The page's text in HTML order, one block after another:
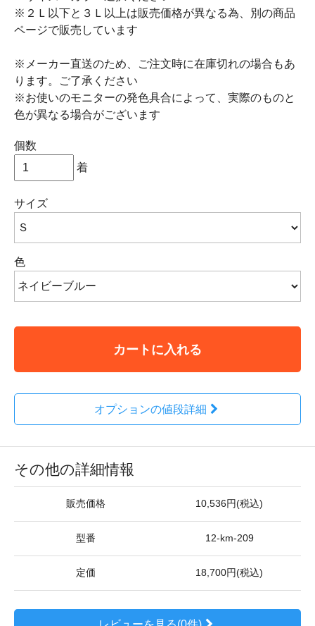
※２Ｌ以下と３Ｌ以上は販売価格が異なる為、別の商品
ページで販売しています
※メーカー直送のため、ご注文時に在庫切れの場合もあ
ります。ご了承ください
※お使いのモニターの発色具合によって、実際のものと
色が異なる場合がございます
個数
着
サイズ
色
カートに入れる
オプションの値段詳細
その他の詳細情報
販売価格 10,536円(税込)
型番 12-km-209
定価 18,700円(税込)